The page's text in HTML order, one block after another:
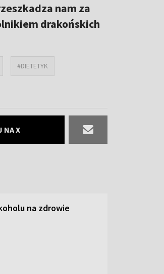
nam za
drakońskich
#DIETETYK
NA X
na zdrowie